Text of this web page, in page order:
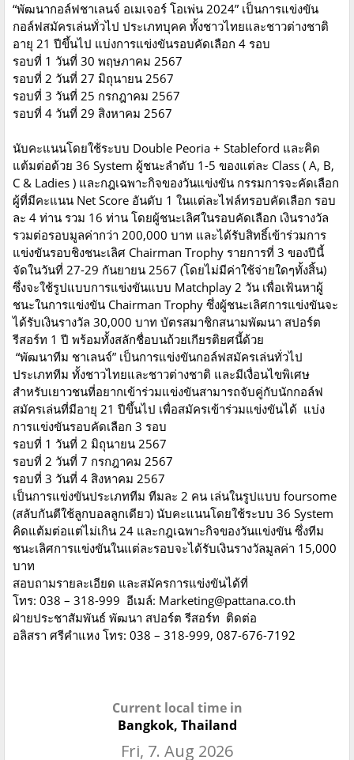
“พัฒนากอล์ฟชาเลนจ์ อเมเจอร์ โอเพ่น 2024” เป็นการแข่งขัน
กอล์ฟสมัครเล่นทั่วไป ประเภทบุคค ทั้งชาวไทยและชาวต่างชาติ
อายุ 21 ปีขึ้นไป แบ่งการแข่งขันรอบคัดเลือก 4 รอบ
รอบที่ 1 วันที่ 30 พฤษภาคม 2567
รอบที่ 2 วันที่ 27 มิถุนายน 2567
รอบที่ 3 วันที่ 25 กรกฎาคม 2567
รอบที่ 4 วันที่ 29 สิงหาคม 2567
นับคะแนนโดยใช้ระบบ Double Peoria + Stableford และคิด
แต้มต่อด้วย 36 System ผู้ชนะลำดับ 1-5 ของแต่ละ Class ( A, B,
C & Ladies ) และกฎเฉพาะกิจของวันแข่งขัน กรรมการจะคัดเลือก
ผู้ที่มีคะแนน Net Score อันดับ 1 ในแต่ละไฟล์ทรอบคัดเลือก รอบ
ละ 4 ท่าน รวม 16 ท่าน โดยผู้ชนะเลิศในรอบคัดเลือก เงินรางวัล
รวมต่อรอบมูลค่ากว่า 200,000 บาท และได้รับสิทธิ์เข้าร่วมการ
แข่งขันรอบชิงชนะเลิศ Chairman Trophy รายการที่ 3 ของปีนี้
จัดในวันที่ 27-29 กันยายน 2567 (โดยไม่มีค่าใช้จ่ายใดๆทั้งสิ้น)
ซึ่งจะใช้รูปแบบการแข่งขันแบบ Matchplay 2 วัน เพื่อเฟ้นหาผู้
ชนะในการแข่งขัน Chairman Trophy ซึ่งผู้ชนะเลิศการแข่งขันจะ
ได้รับเงินรางวัล 30,000 บาท บัตรสมาชิกสนามพัฒนา สปอร์ต
รีสอร์ท 1 ปี พร้อมทั้งสลักชื่อบนถ้วยเกียรติยศนี้ด้วย
“พัฒนาทีม ชาเลนจ์” เป็นการแข่งขันกอล์ฟสมัครเล่นทั่วไป
ประเภททีม ทั้งชาวไทยและชาวต่างชาติ และมีเงื่อนไขพิเศษ
สำหรับเยาวชนที่อยากเข้าร่วมแข่งขันสามารถจับคู่กับนักกอล์ฟ
สมัครเล่นที่มีอายุ 21 ปีขึ้นไป เพื่อสมัครเข้าร่วมแข่งขันได้ แบ่ง
การแข่งขันรอบคัดเลือก 3 รอบ
รอบที่ 1 วันที่ 2 มิถุนายน 2567
รอบที่ 2 วันที่ 7 กรกฎาคม 2567
รอบที่ 3 วันที่ 4 สิงหาคม 2567
เป็นการแข่งขันประเภททีม ทีมละ 2 คน เล่นในรูปแบบ foursome
(สลับกันตีใช้ลูกบอลลูกเดียว) นับคะแนนโดยใช้ระบบ 36 System
คิดแต้มต่อแต่ไม่เกิน 24 และกฎเฉพาะกิจของวันแข่งขัน ซึ่งทีม
ชนะเลิศการแข่งขันในแต่ละรอบจะได้รับเงินรางวัลมูลค่า 15,000
บาท
สอบถามรายละเอียด และสมัครการแข่งขันได้ที่
โทร: 038 – 318-999 อีเมล์: Marketing@pattana.co.th
ฝ่ายประชาสัมพันธ์ พัฒนา สปอร์ต รีสอร์ท ติดต่อ
อลิสรา ศรีคำแหง โทร: 038 – 318-999, 087-676-7192
Current local time in
Bangkok, Thailand